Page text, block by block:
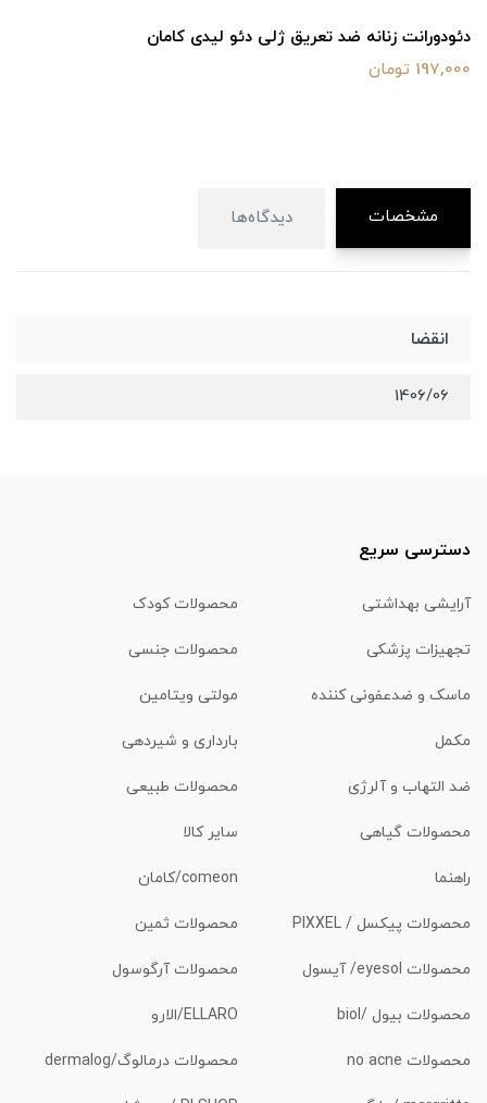
دئودورانت زنانه ضد تعریق ژلی دئو لیدی کامان
197,000 تومان
مشخصات دیدگاه‌ها
انقضا
1406/06
دسترسی سریع
آرایشی بهداشتی محصولات کودک
تجهیزات پزشکی محصولات جنسی
ماسک و ضدعفونی کننده مولتی ویتامین
مکمل بارداری و شیردهی
ضد التهاب و آلرژی محصولات طبیعی
محصولات گیاهی سایر کالا
راهنما comeon/کامان
محصولات پیکسل / PIXXEL محصولات ثمین
محصولات eyesol/ آیسول محصولات آرگوسول
محصولات بیول /biol ELLARO/الارو
محصولات no acne محصولات درمالوگ/dermalog